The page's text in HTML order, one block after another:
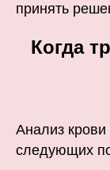
принять
Когда
Анализ крови
следующих